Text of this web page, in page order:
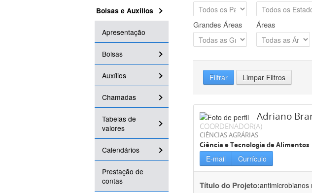
Bolsas e Auxílios
Apresentação
Bolsas
Auxílios
Chamadas
Tabelas de
valores
Calendários
Prestação de
contas
Grandes Áreas Áreas
Filtrar Limpar Filtros
Adriano
COORDENADOR(A)
CIÊNCIAS AGRÁRIAS
Ciência e Tecnologia de Alimentos
E-mail Currículo
Título do Projeto:antimicrobianos